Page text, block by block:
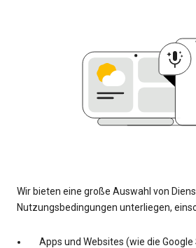
Wir bieten eine große Auswahl von
Nutzungsbedingungen unterliegen,
Apps und Websites (wie die Google